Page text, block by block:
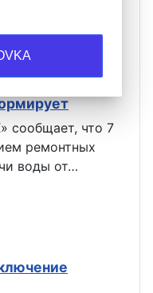
ГУП ДНР
сообщает, что 7
ремонтных
воды от…